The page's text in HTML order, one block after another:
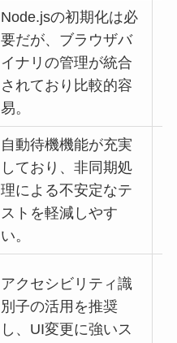
Node.jsの初期化は必
要だが、ブラウザバ
イナリの管理が統合
されており比較的容
易。
自動待機機能が充実
しており、非同期処
理による不安定なテ
ストを軽減しやす
い。
アクセシビリティ識
別子の活用を推奨
し、UI変更に強いス